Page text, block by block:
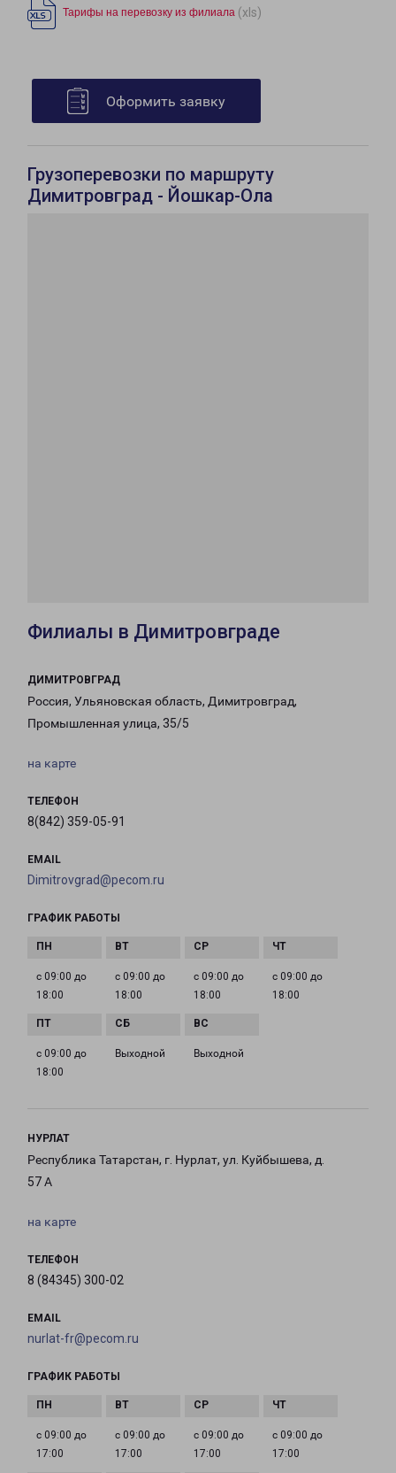
Тарифы на перевозку из филиала (xls)
Оформить заявку
Грузоперевозки по маршруту
Димитровград - Йошкар-Ола
Филиалы в Димитровграде
ДИМИТРОВГРАД
Россия, Ульяновская область, Димитровград,
Промышленная улица, 35/5
на карте
ТЕЛЕФОН
8(842) 359-05-91
EMAIL
Dimitrovgrad@pecom.ru
ГРАФИК РАБОТЫ
с 09:00 до
18:00
с 09:00 до
18:00
с 09:00 до
18:00
с 09:00 до
18:00
с 09:00 до
18:00
Выходной Выходной
НУРЛАТ
Республика Татарстан, г. Нурлат, ул. Куйбышева, д.
57 А
на карте
ТЕЛЕФОН
8 (84345) 300-02
EMAIL
nurlat-fr@pecom.ru
ГРАФИК РАБОТЫ
с 09:00 до
17:00
с 09:00 до
17:00
с 09:00 до
17:00
с 09:00 до
17:00